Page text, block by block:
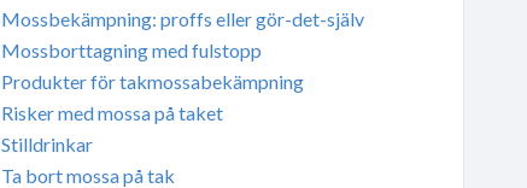
Mossbekämpning: proffs eller gör-det-själv
Mossborttagning med fulstopp
Produkter för takmossabekämpning
Risker med mossa på taket
Stilldrinkar
Ta bort mossa på tak